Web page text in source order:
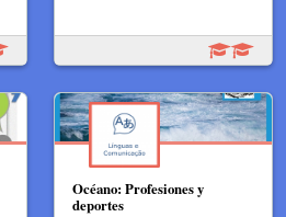
Océano: Profesiones y
deportes